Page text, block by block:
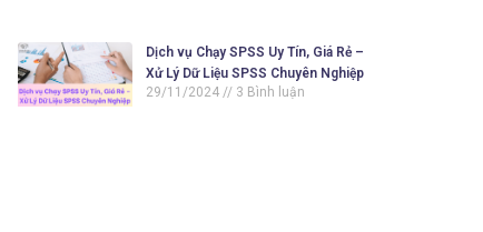
Dịch vụ Chạy SPSS Uy Tín, Giá Rẻ –
Xử Lý Dữ Liệu SPSS Chuyên Nghiệp
29/11/2024
3 Bình luận